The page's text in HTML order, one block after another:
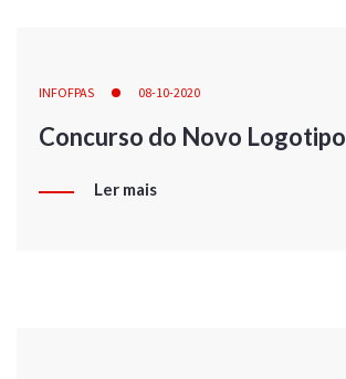
INFOFPAS 08-10-2020
Concurso do Novo Logotipo
Ler mais